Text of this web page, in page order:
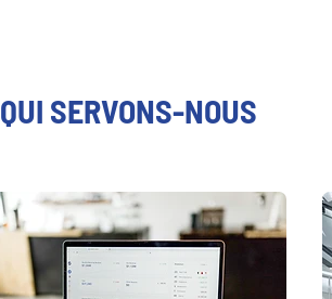
QUI SERVONS-NOUS